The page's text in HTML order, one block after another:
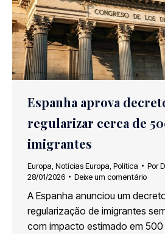
Espanha aprova
regularizar cerca de
imigrantes
Europa,Notícias Europa,Política Por
28/01/2026
Deixe um comentário
A Espanha anunciou um
regularização de imigrantes
com impacto estimado em 500